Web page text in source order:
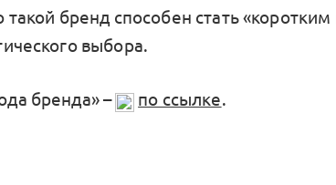
такой бренд способен стать
выбора.
бренда» – по ссылке.